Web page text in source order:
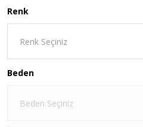
Renk
Beden